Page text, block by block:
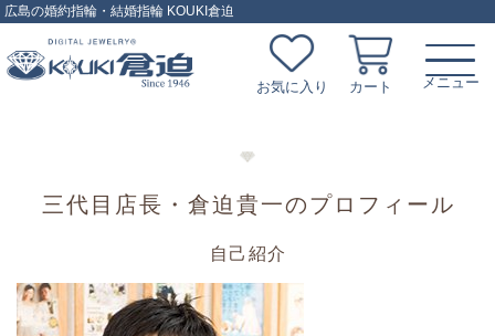
広島の婚約指輪・結婚指輪 KOUKI倉迫
お気に入り カート
三代目店長・倉迫貴一のプロフィール
自己紹介